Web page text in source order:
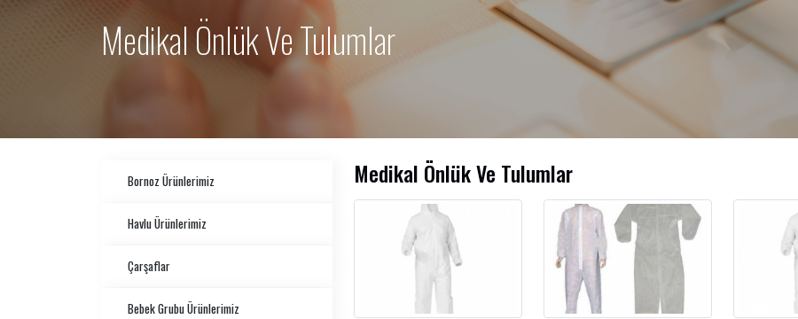
Medikal Önlük Ve Tulumlar
Bornoz Ürünlerimiz
Havlu Ürünlerimiz
Çarşaflar
Bebek Grubu Ürünlerimiz
Medikal Önlük Ve Tulumlar